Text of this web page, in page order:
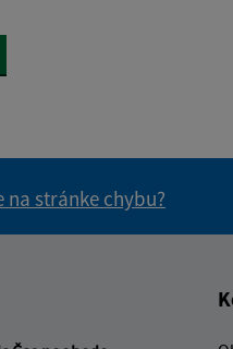
na stránke chybu?